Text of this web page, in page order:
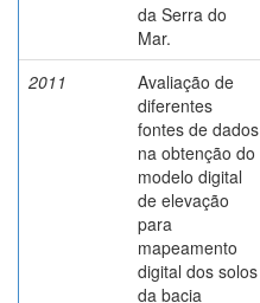
da Serra do
Mar.
2011
Avaliação de
diferentes
fontes de dados
na obtenção do
modelo digital
de elevação
para
mapeamento
digital dos solos
da bacia